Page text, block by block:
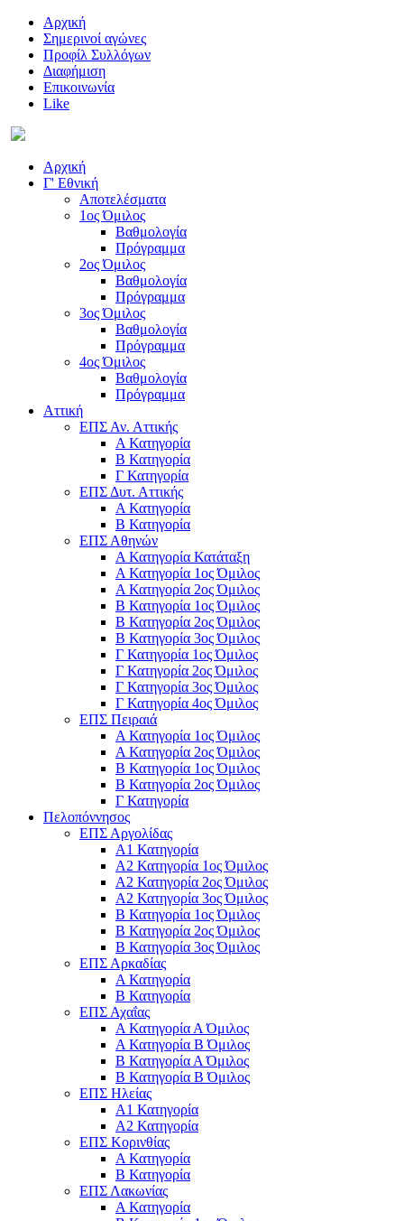
Αρχική
Σημερινοί αγώνες
Προφίλ Συλλόγων
Διαφήμιση
Επικοινωνία
Like
Αρχική
Γ' Εθνική
Αποτελέσματα
1ος Όμιλος
Βαθμολογία
Πρόγραμμα
2ος Όμιλος
Βαθμολογία
Πρόγραμμα
3ος Όμιλος
Βαθμολογία
Πρόγραμμα
4ος Όμιλος
Βαθμολογία
Πρόγραμμα
Αττική
ΕΠΣ Αν. Αττικής
Α Κατηγορία
Β Κατηγορία
Γ Κατηγορία
ΕΠΣ Δυτ. Αττικής
Α Κατηγορία
Β Κατηγορία
ΕΠΣ Αθηνών
Α Κατηγορία Κατάταξη
Α Κατηγορία 1ος Όμιλος
Α Κατηγορία 2ος Όμιλος
Β Κατηγορία 1ος Όμιλος
Β Κατηγορία 2ος Όμιλος
Β Κατηγορία 3ος Όμιλος
Γ Κατηγορία 1ος Όμιλος
Γ Κατηγορία 2ος Όμιλος
Γ Κατηγορία 3ος Όμιλος
Γ Κατηγορία 4ος Όμιλος
ΕΠΣ Πειραιά
Α Κατηγορία 1ος Όμιλος
Α Κατηγορία 2ος Όμιλος
Β Κατηγορία 1ος Όμιλος
Β Κατηγορία 2ος Όμιλος
Γ Κατηγορία
Πελοπόννησος
ΕΠΣ Αργολίδας
Α1 Κατηγορία
Α2 Κατηγορία 1ος Όμιλος
Α2 Κατηγορία 2ος Όμιλος
Α2 Κατηγορία 3ος Όμιλος
Β Κατηγορία 1ος Όμιλος
Β Κατηγορία 2ος Όμιλος
Β Κατηγορία 3ος Όμιλος
ΕΠΣ Αρκαδίας
Α Κατηγορία
Β Κατηγορία
ΕΠΣ Αχαΐας
Α Κατηγορία Α Όμιλος
Α Κατηγορία Β Όμιλος
Β Κατηγορία Α Όμιλος
Β Κατηγορία Β Όμιλος
ΕΠΣ Ηλείας
Α1 Κατηγορία
Α2 Κατηγορία
ΕΠΣ Κορινθίας
Α Κατηγορία
Β Κατηγορία
ΕΠΣ Λακωνίας
Α Κατηγορία